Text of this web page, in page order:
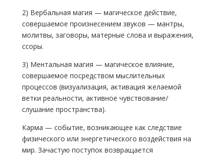
2) Вербальная магия — магическое действие,
совершаемое произнесением звуков — мантры,
молитвы, заговоры, матерные слова и выражения,
ссоры.
3) Ментальная магия — магическое влияние,
совершаемое посредством мыслительных
процессов (визуализация, активация желаемой
ветки реальности, активное чувствование/
слушание пространства).
Карма — событие, возникающее как следствие
физического или энергетического воздействия на
мир. Зачастую поступок возвращается